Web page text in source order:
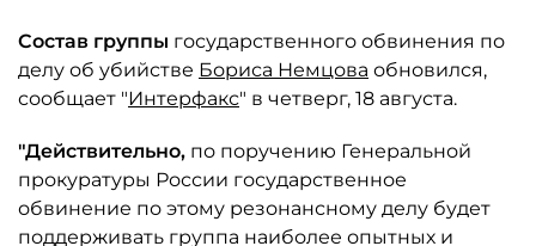
Состав группы государственного обвинения по
делу об убийстве Бориса Немцова обновился,
сообщает "Интерфакс" в четверг, 18 августа.
"Действительно, по поручению Генеральной
прокуратуры России государственное
обвинение по этому резонансному делу будет
поддерживать группа наиболее опытных и